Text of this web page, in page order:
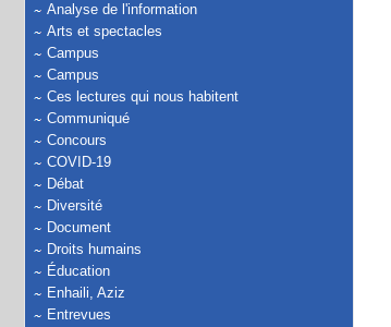
Analyse de l'information
Arts et spectacles
Campus
Campus
Ces lectures qui nous habitent
Communiqué
Concours
COVID-19
Débat
Diversité
Document
Droits humains
Éducation
Enhaili, Aziz
Entrevues